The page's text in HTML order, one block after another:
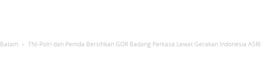
Batam TNI-Polri dan Pemda Bersihkan GOR Badang Perkasa Lewat Gerakan Indonesia ASRI